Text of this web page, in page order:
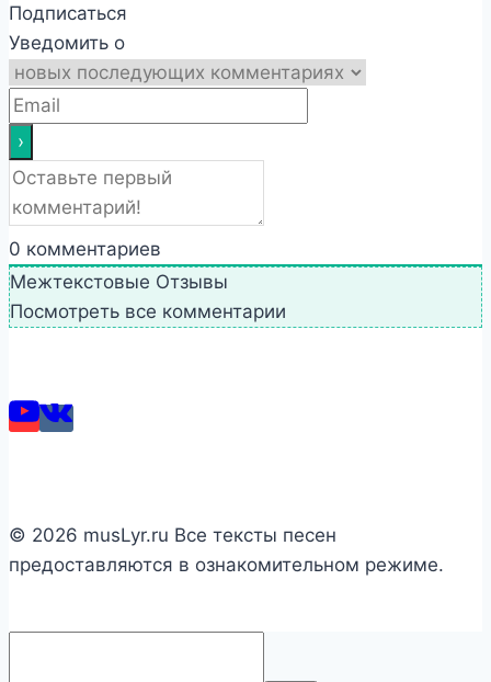
Подписаться
Уведомить о
0 комментариев
Межтекстовые Отзывы
Посмотреть все комментарии
© 2026 musLyr.ru Все тексты песен
предоставляются в ознакомительном режиме.